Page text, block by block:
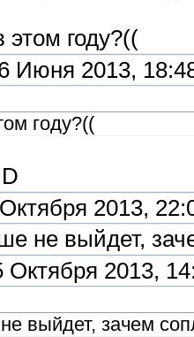
этом году?((
Июня 2013,
году?((
2013,
не выйдет,
2013,
выйдет, зачем